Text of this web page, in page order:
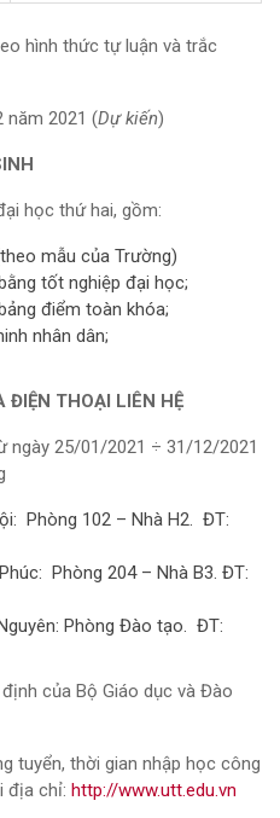
hình thức tự luận và trắc
năm 2021 (Dự kiến)
học thứ hai, gồm:
mẫu của Trường)
tốt nghiệp đại học;
điểm toàn khóa;
nhân dân;
ĐIỆN THOẠI LIÊN HỆ
ngày 25/01/2021 ÷ 31/12/2021
Phòng 102 – Nhà H2. ĐT:
Phòng 204 – Nhà B3. ĐT:
Phòng Đào tạo. ĐT:
của Bộ Giáo dục và Đào
tuyển, thời gian nhập học công
địa chỉ:http://www.utt.edu.vn